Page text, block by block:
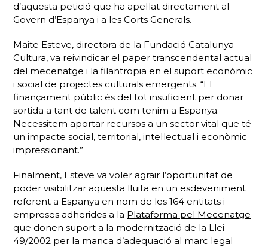
d’aquesta petició que ha apel·lat directament al
Govern d’Espanya i a les Corts Generals.
Maite Esteve, directora de la Fundació Catalunya
Cultura, va reivindicar el paper transcendental actual
del mecenatge i la filantropia en el suport econòmic
i social de projectes culturals emergents. “El
finançament públic és del tot insuficient per donar
sortida a tant de talent com tenim a Espanya.
Necessitem aportar recursos a un sector vital que té
un impacte social, territorial, intel·lectual i econòmic
impressionant.”
Finalment, Esteve va voler agrair l’oportunitat de
poder visibilitzar aquesta lluita en un esdeveniment
referent a Espanya en nom de les 164 entitats i
empreses adherides a la Plataforma pel Mecenatge
que donen suport a la modernització de la Llei
49/2002 per la manca d’adequació al marc legal